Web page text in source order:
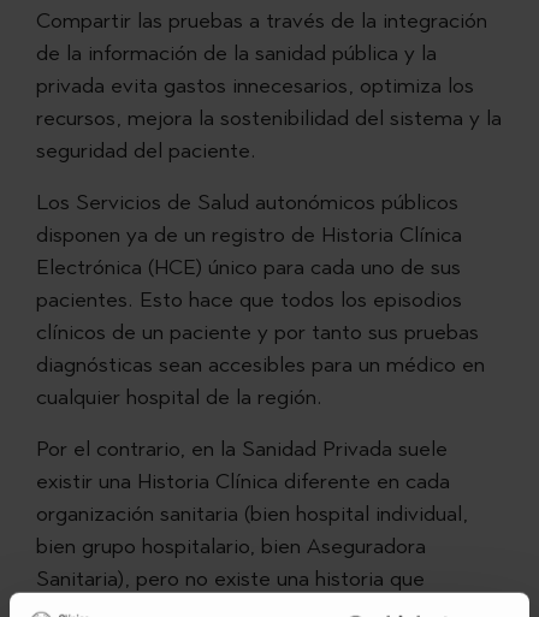
Compartir las pruebas a través de la integración
de la información de la sanidad pública y la
privada evita gastos innecesarios, optimiza los
recursos, mejora la sostenibilidad del sistema y la
seguridad del paciente.
Los Servicios de Salud autonómicos públicos
disponen ya de un registro de Historia Clínica
Electrónica (HCE) único para cada uno de sus
pacientes. Esto hace que todos los episodios
clínicos de un paciente y por tanto sus pruebas
diagnósticas sean accesibles para un médico en
cualquier hospital de la región.
Por el contrario, en la Sanidad Privada suele
existir una Historia Clínica diferente en cada
organización sanitaria (bien hospital individual,
bien grupo hospitalario, bien Aseguradora
Sanitaria), pero no existe una historia que
contenga todos los episodios clínicos de un